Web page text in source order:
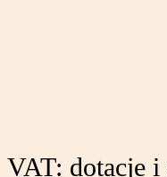
VAT: dotacje i